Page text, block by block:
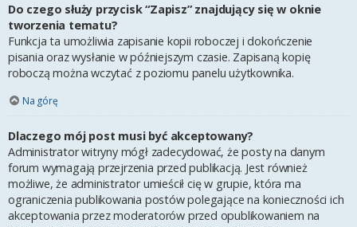
Do czego służy przycisk “Zapisz” znajdujący się w oknie
tworzenia tematu?
Funkcja ta umożliwia zapisanie kopii roboczej i dokończenie
pisania oraz wysłanie w późniejszym czasie. Zapisaną kopię
roboczą można wczytać z poziomu panelu użytkownika.
Na górę
Dlaczego mój post musi być akceptowany?
Administrator witryny mógł zadecydować, że posty na danym
forum wymagają przejrzenia przed publikacją. Jest również
możliwe, że administrator umieścił cię w grupie, która ma
ograniczenia publikowania postów polegające na konieczności ich
akceptowania przez moderatorów przed opublikowaniem na